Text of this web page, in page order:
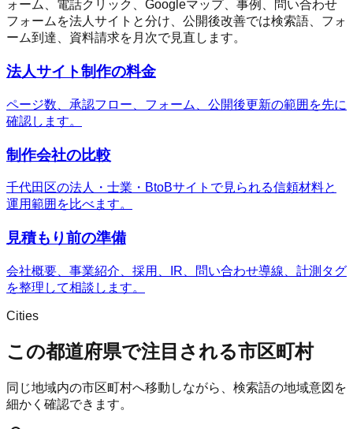
ォーム、電話クリック、Googleマップ、事例、問い合わせ
フォームを法人サイトと分け、公開後改善では検索語、フォ
ーム到達、資料請求を月次で見直します。
法人サイト制作の料金
ページ数、承認フロー、フォーム、公開後更新の範囲を先に
確認します。
制作会社の比較
千代田区の法人・士業・BtoBサイトで見られる信頼材料と
運用範囲を比べます。
見積もり前の準備
会社概要、事業紹介、採用、IR、問い合わせ導線、計測タグ
を整理して相談します。
Cities
この都道府県で注目される市区町村
同じ地域内の市区町村へ移動しながら、検索語の地域意図を
細かく確認できます。